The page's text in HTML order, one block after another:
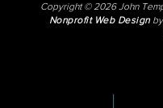
Copyright © 2026 John
Nonprofit Web Designby